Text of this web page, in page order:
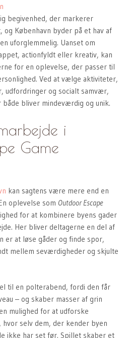
begivenhed, der markerer
København byder på et hav af
uforglemmelig. Uanset om
actionfyldt eller kreativ, kan
for en oplevelse, der passer til
Ved at vælge aktiviteter,
udfordringer og socialt samvær,
både bliver mindeværdig og unik.
i
Game
kan sagtens være mere end en
oplevelse som Outdoor Escape
for at kombinere byens gader
Her bliver deltagerne en del af
er at løse gåder og finde spor,
mellem seværdigheder og skjulte
til en polterabend, fordi den får
– og skaber masser af grin
mulighed for at udforske
hvor selv dem, der kender byen
ikke har set før. Spillet skaber et